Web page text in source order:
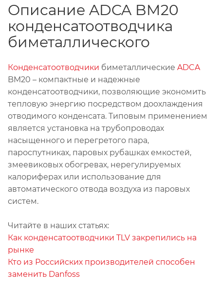
Описание ADCA BM20
конденсатоотводчика
биметаллического
Конденсатоотводчики биметаллические ADCA
BM20 – компактные и надежные
конденсатоотводчики, позволяющие экономить
тепловую энергию посредством доохлаждения
отводимого конденсата. Типовым применением
является установка на трубопроводах
насыщенного и перегретого пара,
пароспутниках, паровых рубашках емкостей,
змеевиковых обогревах, нерегулируемых
калориферах или использование для
автоматического отвода воздуха из паровых
систем.
Читайте в наших статьях:
Как конденсатоотводчики TLV закрепились на
рынке
Кто из Российских производителей способен
заменить Danfoss